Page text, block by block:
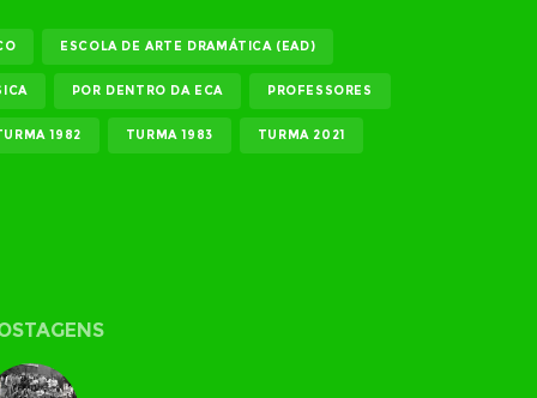
ESCOLA DE ARTE DRAMÁTICA (EAD)
POR DENTRO DA ECA PROFESSORES
1982 TURMA 1983 TURMA 2021